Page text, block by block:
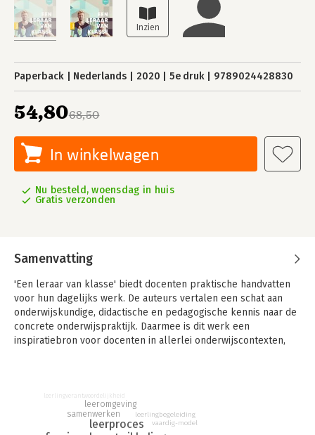
Paperback Nederlands 2020 5e druk 9789024428830
68,50
54,80
In winkelwagen
Nu besteld, woensdag in huis
Gratis verzonden
Samenvatting
'Een leraar van klasse' biedt docenten praktische handvatten
voor hun dagelijks werk. De auteurs vertalen een schat aan
onderwijskundige, didactische en pedagogische kennis naar de
concrete onderwijspraktijk. Daarmee is dit werk een
inspiratiebron voor docenten in allerlei onderwijscontexten,
De hoofdthema’s in het boek zijn: (1) didactiek, (2)
klassenmanagement en (3) de relatie van de leraar met de
klas. Een vierde thema is de continue professionele
leerproces
samenwerken
leeromgeving
leerlingbegeleiding
vaardig-model
leerlingverantwoordelijkheid